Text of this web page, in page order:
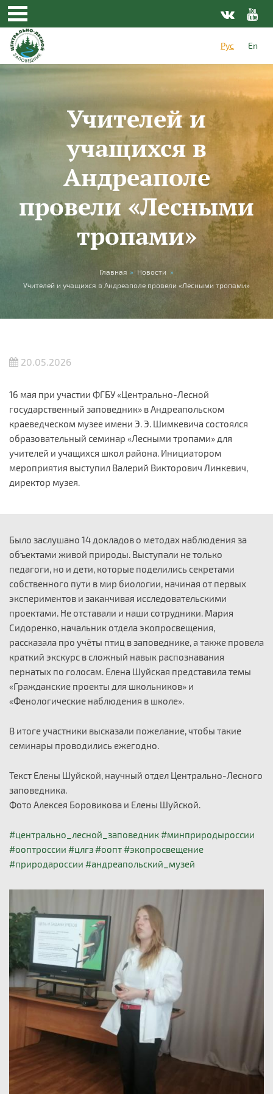
Перейти к основному содержанию
Рус
En
Учителей и
учащихся в
Андреаполе
провели «Лесными
тропами»
Вы здесь Главная » Новости »
Учителей и учащихся в Андреаполе провели «Лесными тропами»
20.05.2026
16 мая при участии ФГБУ «Центрально-Лесной
государственный заповедник» в Андреапольском
краеведческом музее имени Э. Э. Шимкевича состоялся
образовательный семинар «Лесными тропами» для
учителей и учащихся школ района. Инициатором
мероприятия выступил Валерий Викторович Линкевич,
директор музея.
Было заслушано 14 докладов о методах наблюдения за
объектами живой природы. Выступали не только
педагоги, но и дети, которые поделились секретами
собственного пути в мир биологии, начиная от первых
экспериментов и заканчивая исследовательскими
проектами. Не отставали и наши сотрудники. Мария
Сидоренко, начальник отдела экопросвещения,
рассказала про учёты птиц в заповеднике, а также провела
краткий экскурс в сложный навык распознавания
пернатых по голосам. Елена Шуйская представила темы
«Гражданские проекты для школьников» и
«Фенологические наблюдения в школе».
В итоге участники высказали пожелание, чтобы такие
семинары проводились ежегодно.
Текст Елены Шуйской, научный отдел Центрально-Лесного
заповедника.
Фото Алексея Боровикова и Елены Шуйской.
#центрально_лесной_заповедник#минприродыроссии
#ооптроссии #цлгз#оопт#экопросвещение
#природароссии #андреапольский_музей